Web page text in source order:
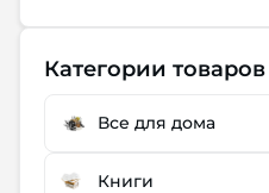
Категории товаров
Все для дома
Книги